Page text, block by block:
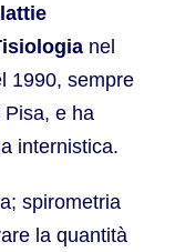
nel
1990, sempre
Pisa, e ha
internistica.
spirometria
la quantità